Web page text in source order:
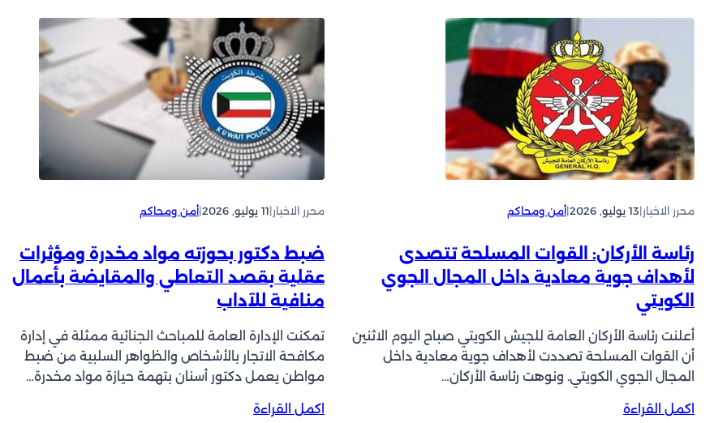
ل
ج
ا
ر
ي
ل
ل
م
ق
م
ي
ن
ل
د
و
ر
ت
ز
ي
ز
ا
ل
ت
ع
ا
و
ف
ا
ن
ق
ا
ل
ب
ي
ل
ة
م
ر
ت
ب
ط
ة
ت
ظ
ي
م
ع
ش
ف
ت
أ
ي
ا
ن
ت
ه
ا
ك
إ
ر
ي
ل
ل
ج
و
ا
ب
ا
ت
ج
ا
ر
ة
»
:
ب
ا
ر
ن
ا
ل
ي
و
ة
إ
ز
ا
ل
ا
ل
ت
د
ا
ت
ت
و
ا
ص
ل
أ
محرر الاخبار|13 يوليو, 2026 |أمن ومحاكم
رئاسة الأركان: القوات المسلحة تتصدى
لأهداف جوية معادية داخل المجال الجوي
الكويتي
أعلنت رئاسة الأركان العامة للجيش الكويتي صباح اليوم الاثنين
أن القوات المسلحة تصددت لأهداف جوية معادية داخل
المجال الجوي الكويتي. ونوهت رئاسة الأركان…
اكمل القراءة
:
محرر الاخبار|11 يوليو, 2026 |أمن ومحاكم
ضبط دكتور بحوزته مواد مخدرة ومؤثرات
عقلية بقصد التعاطي والمقايضة بأعمال
منافية للآداب
تمكنت الإدارة العامة للمباحث الجنائية ممثلة في إدارة
مكافحة الاتجار بالأشخاص والظواهر السلبية من ضبط
مواطن يعمل دكتور أسنان بتهمة حيازة مواد مخدرة…
اكمل القراءة
: